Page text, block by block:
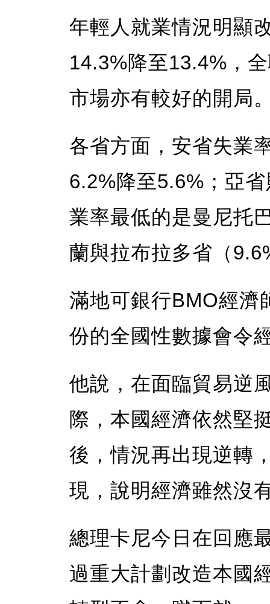
年輕人就業情況明顯
14.3%降至13.4%，
市場亦有較好的開局
各省方面，安省失業
6.2%降至5.6%；亞
業率最低的是曼尼托
蘭與拉布拉多省（
滿地可銀行BMO經濟
份的全國性數據會令
他說，在面臨貿易逆
際，本國經濟依然堅
後，情況再出現逆轉
現，說明經濟雖然沒
總理卡尼今日在回應
過重大計劃改造本國